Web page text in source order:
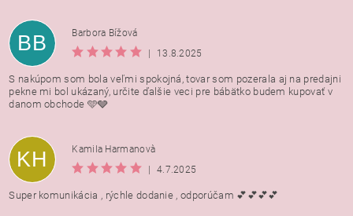
BB
Barbora Bížová
13.8.2025
S nakúpom som bola veľmi spokojná, tovar som pozerala aj na predajni
pekne mi bol ukázaný, určite ďalšie veci pre bábätko budem kupovať v
danom obchode 🩵🩶
KH
Kamila Harmanovà
4.7.2025
Super komunikácia , rýchle dodanie , odporúčam 💕💕💕💕